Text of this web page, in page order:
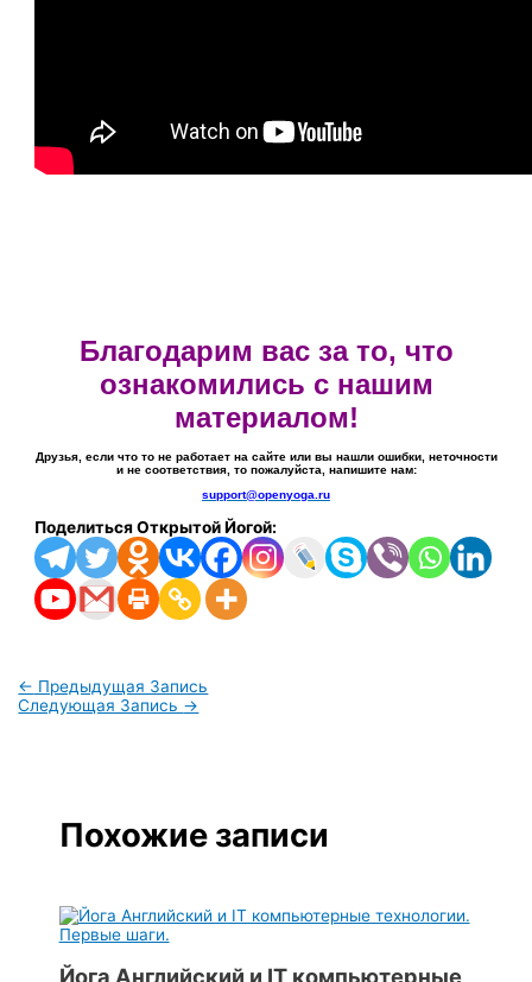
Благодарим вас за то, что
ознакомились с нашим
материалом!
Друзья, если что то не работает на сайте или вы нашли ошибки, неточности
и не соответствия, то пожалуйста, напишите нам:
support@openyoga.ru
Поделиться Открытой Йогой:
← Предыдущая Запись
Следующая Запись →
Похожие записи
Йога Английский и IT компьютерные